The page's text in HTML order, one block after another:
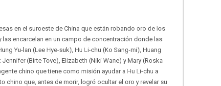
en el suroeste de China que están robando oro de los
encarcelan en un campo de concentración donde las
Yu-lan (Lee Hye-suk), Hu Li-chu (Ko Sang-mi), Huang
(Birte Tove), Elizabeth (Niki Wane) y Mary (Roska
chino que tiene como misión ayudar a Hu Li-chu a
chino que, antes de morir, logró ocultar el oro y revelar su